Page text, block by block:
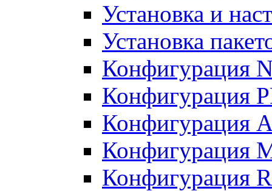
Установка и
Установка
Конфигурация
Конфигурация
Конфигурация
Конфигурация
Конфигурация